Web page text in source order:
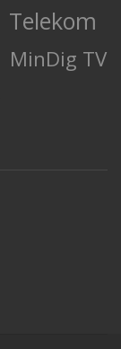
Telekom
MinDig TV